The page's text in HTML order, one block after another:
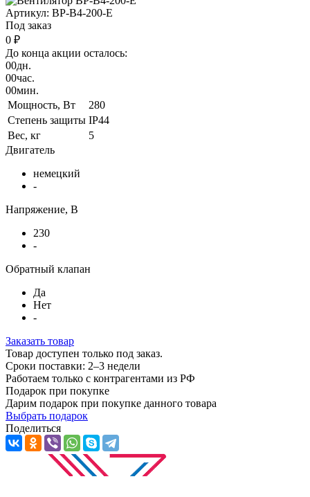
Артикул: ВР-В4-200-Е
Под заказ
0 ₽
До конца акции осталось:
00дн.
00час.
00мин.
Мощность, Вт
280
Степень защиты IP44
Вес, кг
5
Двигатель
немецкий
-
Напряжение, В
230
-
Обратный клапан
Да
Нет
-
Заказать товар
Товар доступен только под заказ.
Сроки поставки: 2–3 недели
Работаем только с контрагентами из РФ
Подарок при покупке
Дарим подарок при покупке данного товара
Выбрать подарок
Поделиться